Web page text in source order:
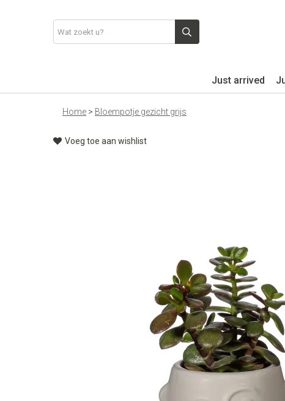
Just arrived
Home > Bloempotje gezicht grijs
Voeg toe aan wishlist